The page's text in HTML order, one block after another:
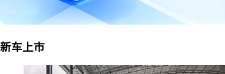
新车上市